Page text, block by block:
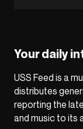
Your daily
USS Feed is a
distributes
reporting the
and music to its